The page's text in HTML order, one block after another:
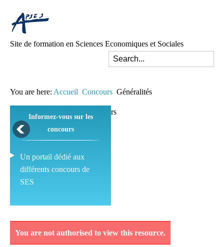
Site de formation en Sciences Economiques et Sociales
You are here: Accueil Concours Généralités
Informez-vous sur les
concours
Un portail dédié aux
différents concours de
SES
Découvrez et analysez
You are not authorised to view this resource.